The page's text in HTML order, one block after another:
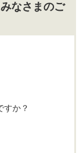
なさまのご
すか？